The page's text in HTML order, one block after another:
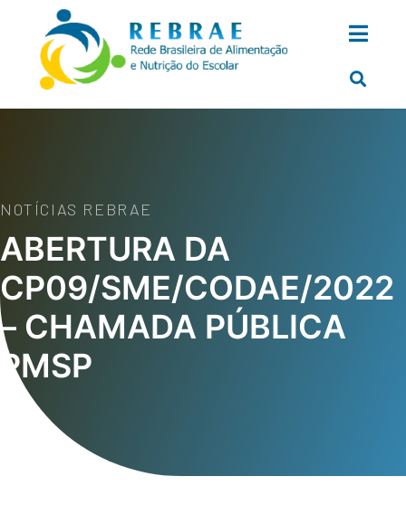
NOTÍCIAS REBRAE
ABERTURA DA
CP09/SME/CODAE/2022
– CHAMADA PÚBLICA
PMSP